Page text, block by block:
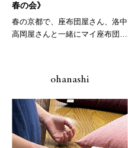
春の会》
春の京都で、座布団屋さん、洛中
高岡屋さんと一緒にマイ座布団づ
ohanashi